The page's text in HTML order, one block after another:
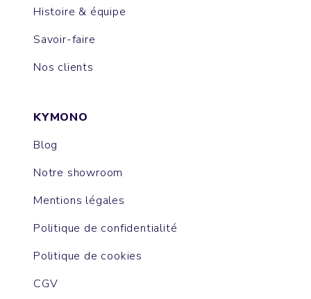
Histoire & équipe
Savoir-faire
Nos clients
KYMONO
Blog
Notre showroom
Mentions légales
Politique de confidentialité
Politique de cookies
CGV